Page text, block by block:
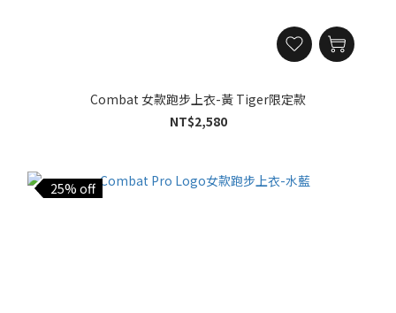
Combat 女款跑步上衣-黃 Tiger限定款
NT$2,580
25% off